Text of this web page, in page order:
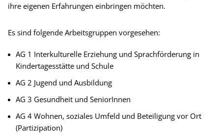
ihre eigenen Erfahrungen einbringen möchten.
Es sind folgende Arbeitsgruppen vorgesehen:
AG 1 Interkulturelle Erziehung und Sprachförderung in
Kindertagesstätte und Schule
AG 2 Jugend und Ausbildung
AG 3 Gesundheit und SeniorInnen
AG 4 Wohnen, soziales Umfeld und Beteiligung vor Ort
(Partizipation)